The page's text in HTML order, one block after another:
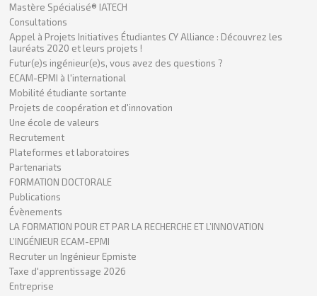
Mastère Spécialisé® IATECH
Consultations
Appel à Projets Initiatives Étudiantes CY Alliance : Découvrez les
lauréats 2020 et leurs projets !
Futur(e)s ingénieur(e)s, vous avez des questions ?
ECAM-EPMI à l'international
Mobilité étudiante sortante
Projets de coopération et d'innovation
Une école de valeurs
Recrutement
Plateformes et laboratoires
Partenariats
FORMATION DOCTORALE
Publications
Évènements
LA FORMATION POUR ET PAR LA RECHERCHE ET L’INNOVATION
L’INGÉNIEUR ECAM-EPMI
Recruter un Ingénieur Epmiste
Taxe d'apprentissage 2026
Entreprise